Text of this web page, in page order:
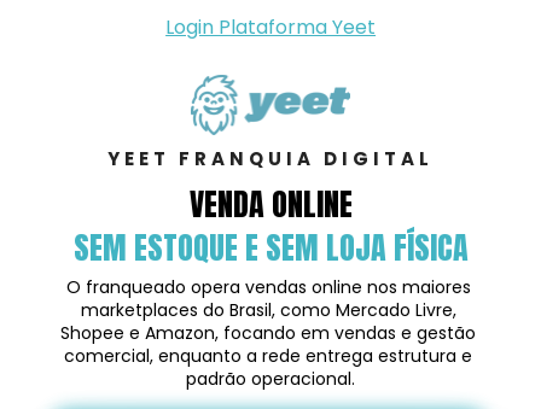
Login Plataforma Yeet
YEET FRANQUIA DIGITAL
VENDA ONLINE
SEM ESTOQUE E SEM LOJA FÍSICA
O franqueado opera vendas online nos maiores
marketplaces do Brasil, como Mercado Livre,
Shopee e Amazon, focando em vendas e gestão
comercial, enquanto a rede entrega estrutura e
padrão operacional.